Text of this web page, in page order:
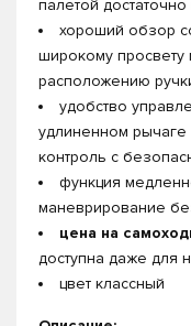
палетой
хороший обзор
широкому
расположению
удобство
удлиненном рычаге
контроль с
функция
маневрирование
цена на
доступна даже для
цвет классный